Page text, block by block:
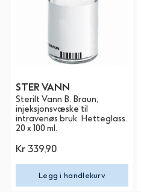
STER VANN
Sterilt Vann B. Braun,
injeksjonsvæske til
intravenøs bruk. Hetteglass.
20 x 100 ml.
Kr 339,90
Legg i handlekurv